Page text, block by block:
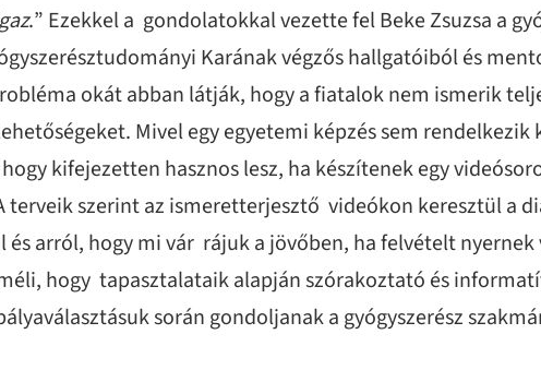
.” Ezekkel a gondolatokkal vezette fel Beke Zsuzsa a
Karának végzős hallgatóiból és
okát abban látják, hogy a fiatalok nem ismerik
Mivel egy egyetemi képzés sem
kifejezetten hasznos lesz, ha készítenek egy
terveik szerint az ismeretterjesztő videókon keresztül a
és arról, hogy mi vár rájuk a jövőben, ha felvételt
hogy tapasztalataik alapján szórakoztató és
során gondoljanak a gyógyszerész